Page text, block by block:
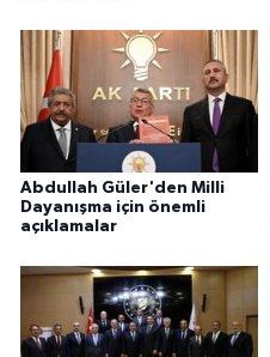
Abdullah Güler'den Milli
Dayanışma için önemli
açıklamalar